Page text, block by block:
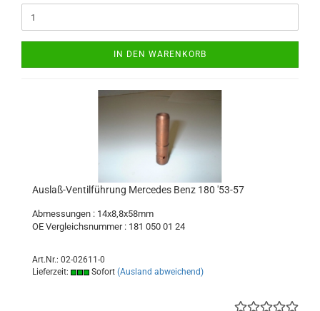
IN DEN WARENKORB
Auslaß-Ventilführung Mercedes Benz 180 '53-57
Abmessungen : 14x8,8x58mm
OE Vergleichsnummer : 181 050 01 24
Art.Nr.: 02-02611-0
Lieferzeit:
Sofort (Ausland abweichend)